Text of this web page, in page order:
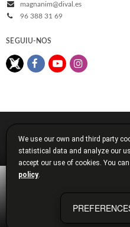
magnanim@dival.es
96 388 31 69
SEGUIU-NOS
Política de cookies
Diputació de
We use our own and third party
statistical data and analyze our
accept our use of cookies. You
policy.